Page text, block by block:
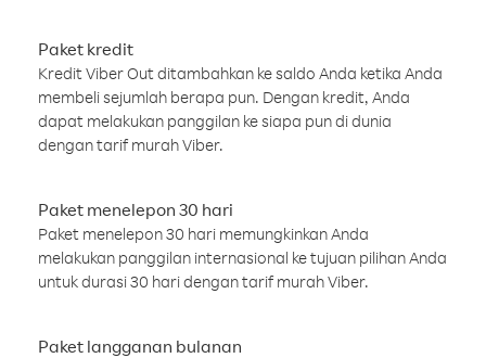
Paket kredit
Kredit Viber Out ditambahkan ke saldo Anda ketika Anda
membeli sejumlah berapa pun. Dengan kredit, Anda
dapat melakukan panggilan ke siapa pun di dunia
dengan tarif murah Viber.
Paket menelepon 30 hari
Paket menelepon 30 hari memungkinkan Anda
melakukan panggilan internasional ke tujuan pilihan Anda
untuk durasi 30 hari dengan tarif murah Viber.
Paket langganan bulanan